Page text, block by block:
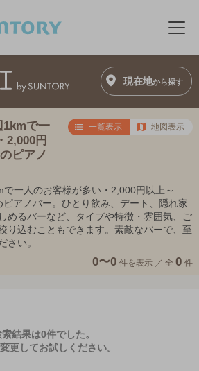
メ
現在地から探す
1kmで一
2,000円
ピアノ
一覧表示 地図表示
一人のお客様が多い・2,000円以上～
アノバー。ひとり飲み、デート、隠れ家
めるバーなど、タイプや特徴・雰囲気、ご
り込むこともできます。素敵なバーで、至
さい。
0〜0 件を表示 ／ 全 0 件
結果は0件でした。
更してお試しください。